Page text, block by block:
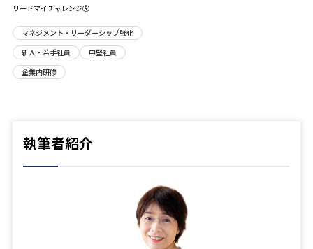
リードマイチャレンジ🄬
マネジメント・リーダーシップ強化
新入・若手社員
中堅社員
企業内研修
執筆者紹介